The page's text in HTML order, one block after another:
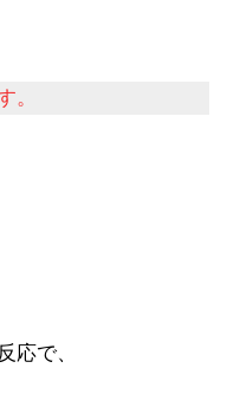
。
応で、